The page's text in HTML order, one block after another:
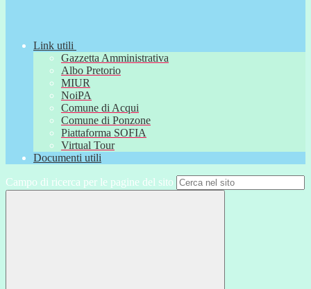
Link utili
Gazzetta Amministrativa
Albo Pretorio
MIUR
NoiPA
Comune di Acqui
Comune di Ponzone
Piattaforma SOFIA
Virtual Tour
Documenti utili
Campo di ricerca per le pagine del sito